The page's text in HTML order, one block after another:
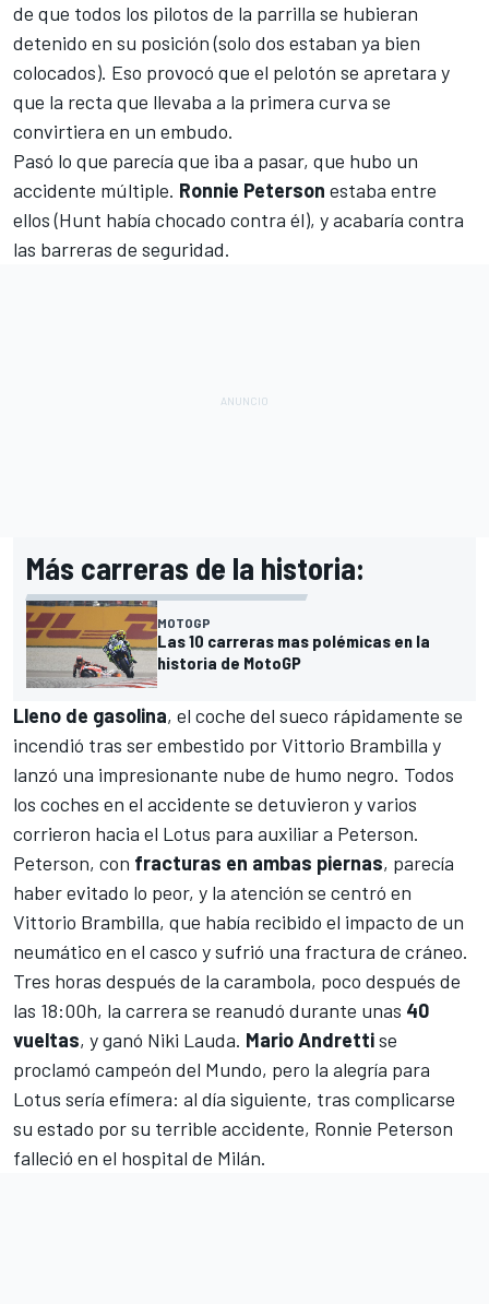
de que todos los pilotos de la parrilla se hubieran
detenido en su posición (solo dos estaban ya bien
colocados). Eso provocó que el pelotón se apretara y
que la recta que llevaba a la primera curva se
convirtiera en un embudo.
Pasó lo que parecía que iba a pasar, que hubo un
accidente múltiple. Ronnie Peterson estaba entre
ellos (Hunt había chocado contra él), y acabaría contra
las barreras de seguridad.
Más carreras de la historia:
MOTOGP
Las 10 carreras mas polémicas en la
historia de MotoGP
Lleno de gasolina, el coche del sueco rápidamente se
incendió tras ser embestido por Vittorio Brambilla y
lanzó una impresionante nube de humo negro. Todos
los coches en el accidente se detuvieron y varios
corrieron hacia el Lotus para auxiliar a Peterson.
Peterson, con fracturas en ambas piernas, parecía
haber evitado lo peor, y la atención se centró en
Vittorio Brambilla, que había recibido el impacto de un
neumático en el casco y sufrió una fractura de cráneo.
Tres horas después de la carambola, poco después de
las 18:00h, la carrera se reanudó durante unas 40
vueltas, y ganó Niki Lauda. Mario Andrettise
proclamó campeón del Mundo, pero la alegría para
Lotus sería efímera: al día siguiente, tras complicarse
su estado por su terrible accidente, Ronnie Peterson
falleció en el hospital de Milán.